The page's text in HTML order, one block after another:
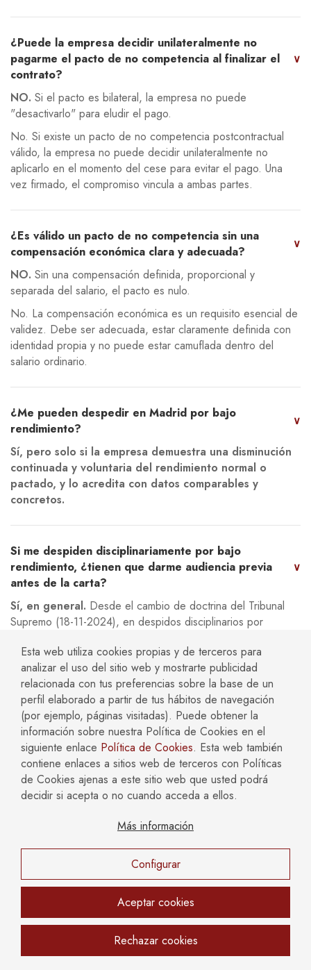
¿Puede la empresa decidir unilateralmente no
pagarme el pacto de no competencia al finalizar el
contrato?
∨
NO. Si el pacto es bilateral, la empresa no puede
"desactivarlo" para eludir el pago.
No. Si existe un pacto de no competencia postcontractual
válido, la empresa no puede decidir unilateralmente no
aplicarlo en el momento del cese para evitar el pago. Una
vez firmado, el compromiso vincula a ambas partes.
¿Es válido un pacto de no competencia sin una
compensación económica clara y adecuada?
∨
NO. Sin una compensación definida, proporcional y
separada del salario, el pacto es nulo.
No. La compensación económica es un requisito esencial de
validez. Debe ser adecuada, estar claramente definida con
identidad propia y no puede estar camuflada dentro del
salario ordinario.
¿Me pueden despedir en Madrid por bajo
rendimiento?
∨
Sí, pero solo si la empresa demuestra una disminución
continuada y voluntaria del rendimiento normal o
pactado, y lo acredita con datos comparables y
concretos.
Si me despiden disciplinariamente por bajo
rendimiento, ¿tienen que darme audiencia previa
antes de la carta?
∨
Sí, en general. Desde el cambio de doctrina del Tribunal
Supremo (18-11-2024), en despidos disciplinarios por
ser oído antes de despedir.
¿Tengo derecho a que me concedan la "jornada a la
carta" (adaptación de jornada) en Madrid?
SÍ, tiene derecho a solicitarla y a una negociación real,
pero no es un derecho absoluto.
No es una concesión automática, pero sí un derecho a
solicitar adaptaciones (horario, teletrabajo, turnos) para
usted durante un máximo de 15 días y, si deniega, debe
hacerlo con razones objetivas y proponer alternativas. Si la
empresa guarda silencio, la adaptación se presume
concedida.
Si pido una adaptación de jornada, ¿me pueden
Esta web utiliza cookies propias y de terceros para
analizar el uso del sitio web y mostrarte publicidad
relacionada con tus preferencias sobre la base de un
perfil elaborado a partir de tus hábitos de navegación
(por ejemplo, páginas visitadas). Puede obtener la
información sobre nuestra Política de Cookies en el
siguiente enlace Política de Cookies. Esta web también
contiene enlaces a sitios web de terceros con Políticas
de Cookies ajenas a este sitio web que usted podrá
decidir si acepta o no cuando acceda a ellos.
Más información
Configurar
Aceptar cookies
Rechazar cookies